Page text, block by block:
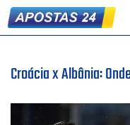
Croácia x Albânia: